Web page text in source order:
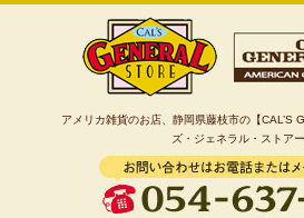
アメリカ雑貨のお店、静岡県藤枝市の【CAL’S
ズ・ジェネラル・ストアー